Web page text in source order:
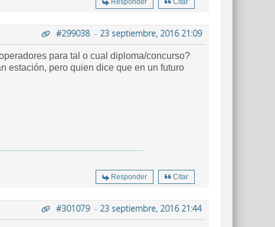
Responder Citar
#299038- 23 septiembre, 2016 21:09
para tal o cual diploma/concurso?
estación, pero quien dice que en un futuro
Responder Citar
#301079- 23 septiembre, 2016 21:44